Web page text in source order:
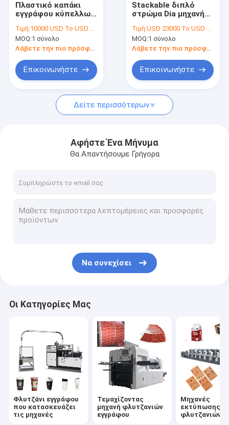
Μας ελάτε σε επαφή με
Φλυτζάνι εγγράφου που κατασκευάζει τις μηχανές
Τεμαχίζοντας μηχανή φλυτζανιών εγγράφου
Μηχανή καλαθακιών με φαγητό εγγράφου
Μηχανή συσκευασίας φλυτζανιών εγγράφου
Μηχανή κατασκευής τσαντών εγγράφου
Πιάτο εγγράφου που κατασκευάζει τις μηχανές
Έγγραφο που σκίζει τις μηχανές
Μηχανή καπακιών φλυτζανιών
Πρώτη ύλη φλυτζανιών εγγράφου
Πλαστικό καπάκι
εγγράφου κύπελλων
κάλυψης
φλυτζανιών PP PET
CP που διαμορφώνει
Τιμή:10000 USD To USD 10800 Per Set
MOQ:1 σύνολο
Λάβετε την πιο πρόσφατη τιμή
Επικοινωνήστε
Stackable διπλό
στρώμα Dia μηχανή
φλυτζανιών 50 έως
70 PC/λ.
Τιμή:USD 23000 To USD 25000 Per Set
MOQ:1 σύνολο
Λάβετε την πιο πρόσφατη τιμή
Επικοινωνήστε
Δείτε περισσότερων
Αφήστε Ένα Μήνυμα
Θα Απαντήσουμε Γρήγορα
Να συνεχίσει
Οι Κατηγορίες Μας
Φλυτζάνι εγγράφου
που κατασκευάζει
τις μηχανές
Τεμαχίζοντας
μηχανή φλυτζανιών
εγγράφου
Μηχανές
εκτύπωσης
φλυτζανιών